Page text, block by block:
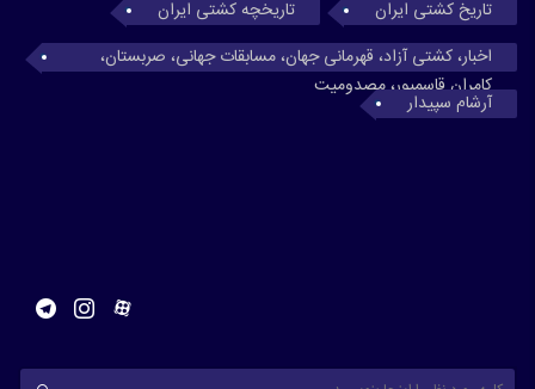
تاریخ کشتی ایران
تاریخچه کشتی ایران
اخبار، کشتی آزاد، قهرمانی جهان، مسابقات جهانی، صربستان،
کامران قاسمپور، مصدومیت
آرشام سپیدار